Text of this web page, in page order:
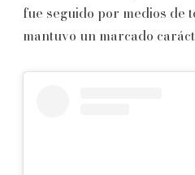
fue seguido por medios de
mantuvo un marcado